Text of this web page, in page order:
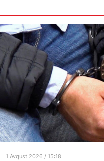
1 Avqust 2026 / 15:18